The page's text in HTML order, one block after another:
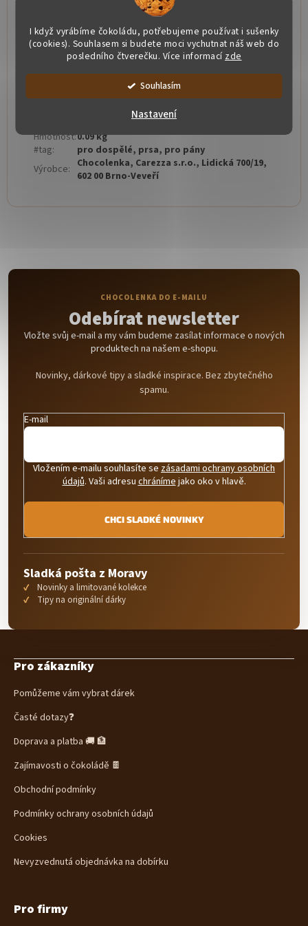
I když vyrábíme čokoládu, potřebujeme používat i sušenky
(cookies). Souhlasem si budete moci vychutnat náš web do
posledního čtverečku. Více informací zde
Souhlasím
Nastavení
Alergeny:sójovýlecitin, plnotučné mléko(bílá
čokoláda)
Naše čokoláda je bez lepku a přidaných tuků
Doplňkové parametry
Hmotnost:0.09 kg
#tag:
pro dospělé, prsa, pro pány
Výrobce: Chocolenka, Carezza s.r.o., Lidická 700/19,
602 00 Brno-Veveří
Odebírat newsletter
Vložte svůj e-mail a my vám budeme zasílat informace o nových
produktech na našem e-shopu.
Novinky, dárkové tipy a sladké inspirace. Bez zbytečného
spamu.
E-mail
Vložením e-mailu souhlasíte se zásadami ochrany osobních
údajů. Vaši adresuchránímejako oko v hlavě.
CHCI SLADKÉ NOVINKY
Sladká pošta z Moravy
Novinky a limitované kolekce
Tipy na originální dárky
Pro zákazníky
Pomůžeme vám vybrat dárek
Časté dotazy❓
Doprava a platba 🚚 🏦
Zajímavosti o čokoládě 🍫
Obchodní podmínky
Podmínky ochrany osobních údajů
Cookies
Nevyzvednutá objednávka na dobírku
Pro firmy